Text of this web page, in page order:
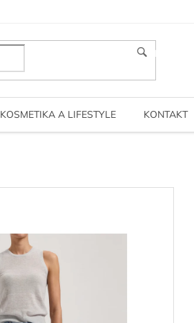
HLEDAT
KOSMETIKA A LIFESTYLE KONTAKT